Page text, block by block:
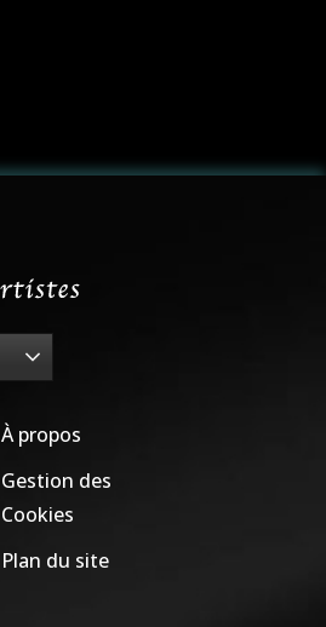
À propos
Gestion des
Cookies
Plan du site